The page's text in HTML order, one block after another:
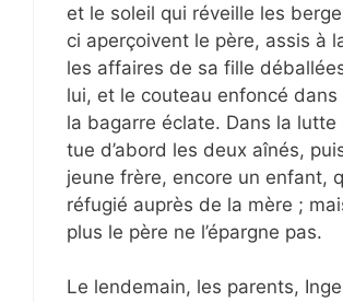
et le soleil qui réveille les
ci aperçoivent le père, assis à
les affaires de sa fille
lui, et le couteau enfoncé dans
la bagarre éclate. Dans la lutte
tue d’abord les deux aînés,
jeune frère, encore un enfant,
réfugié auprès de la mère ;
plus le père ne l’épargne pas.
Le lendemain, les parents,